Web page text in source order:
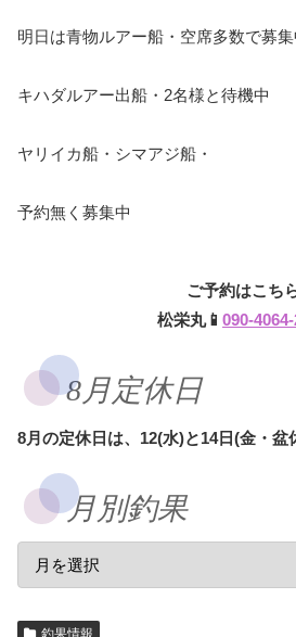
明日は青物ルアー船・空席多数で募集
キハダルアー出船・2名様と待機中
ヤリイカ船・シマアジ船・
予約無く募集中
ご予約はこち
松栄丸📱 090-
8月定休日
8月の定休日は、12(水)と14日(金・盆
月別釣果
釣果情報